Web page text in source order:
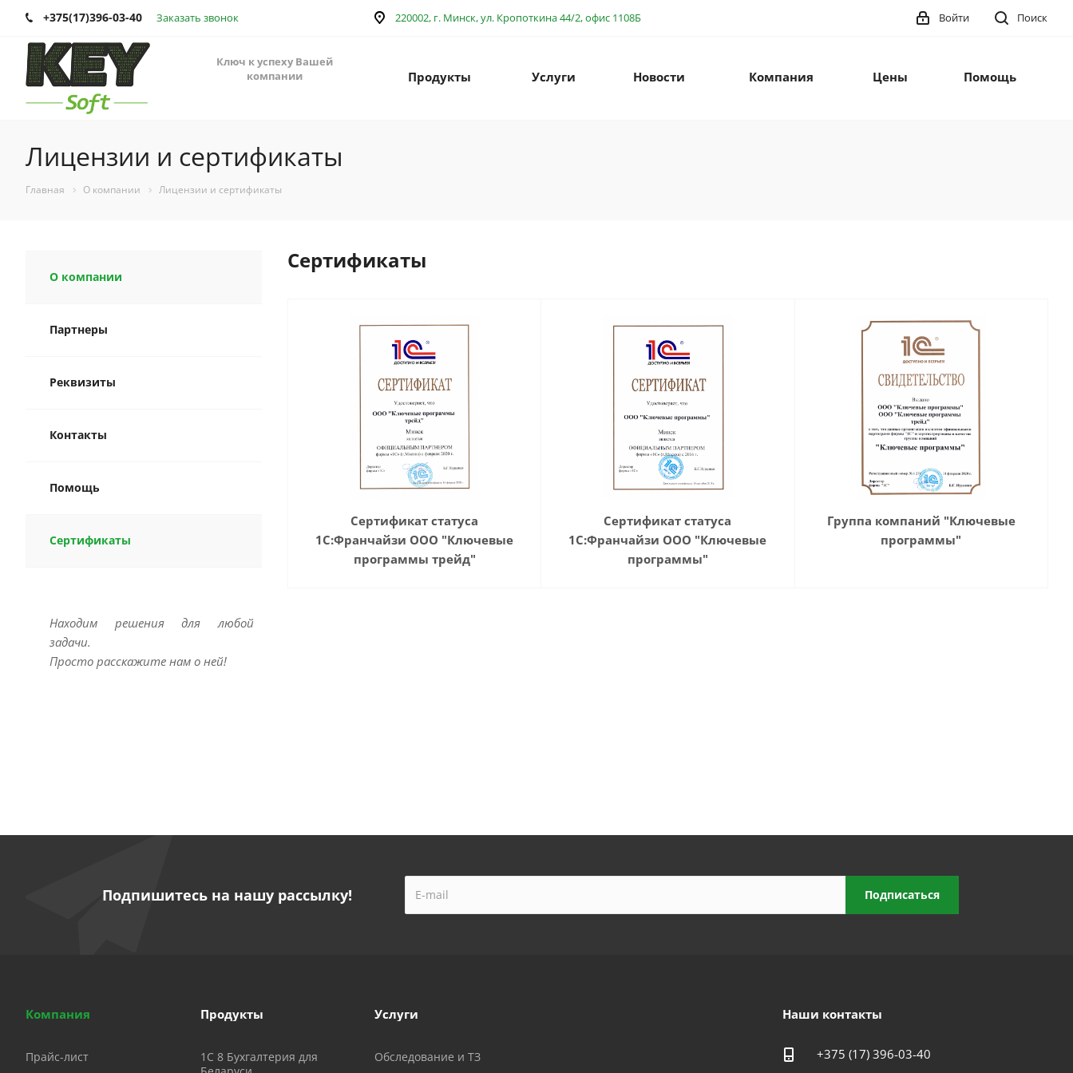
+375(17)396-03-40 Заказать звонок 220002, г. Минск, ул. Кропоткина 44/2, офис 1108Б Поиск
Войти
Ключ к успеху Вашей
компании
Продукты Услуги Новости Компания Цены Помощь
Лицензии и сертификаты
Главная О компании Лицензии и сертификаты
О компании
Партнеры
Реквизиты
Контакты
Помощь
Сертификаты
Находим решениядля любой
задачи.
Просто расскажите нам о ней!
Сертификаты
Сертификат статуса
1С:Франчайзи ООО "Ключевые
программы трейд"
Сертификат статуса
1С:Франчайзи ООО "Ключевые
программы"
Группа компаний "Ключевые
программы"
Подпишитесь на нашу рассылку!
Компания
Прайс-лист
Продукты
1C 8 Бухгалтерия для
Услуги
Обследование и ТЗ
Наши контакты
+375 (17) 396-03-40